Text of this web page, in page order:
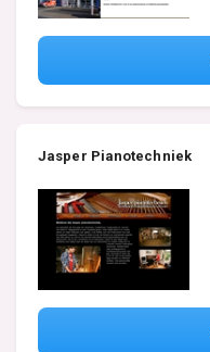
Jasper Pianotechniek